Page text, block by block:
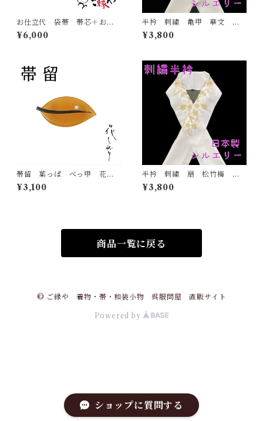
ショップに質問する
お仕立代 袋帯 帯芯＋お仕
立て
¥6,000
半衿 刺繍 亀甲 華文 白
地 シルエリー 新合繊 日
本製 刺繍衿 和装小物 着
¥3,800
帯留 葉っぱ べっ甲 花し
おり 大原商店 帯飾り 日
本製 和装小物
¥3,100
半衿 刺繍 扇 松竹梅
金 白地 シルエリー 新合
繊 日本製 刺繍衿 和装小
¥3,800
商品一覧に戻る
© ご縁や 着物・帯・和装小物 呉服問屋 直販サイト
Powered by